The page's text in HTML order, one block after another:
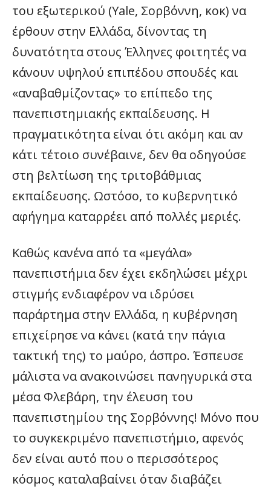
του εξωτερικού (Yale, Σορβόννη, κοκ) να
έρθουν στην Ελλάδα, δίνοντας τη
δυνατότητα στους Έλληνες φοιτητές να
κάνουν υψηλού επιπέδου σπουδές και
«αναβαθμίζοντας» το επίπεδο της
πανεπιστημιακής εκπαίδευσης. Η
πραγματικότητα είναι ότι ακόμη και αν
κάτι τέτοιο συνέβαινε, δεν θα οδηγούσε
στη βελτίωση της τριτοβάθμιας
εκπαίδευσης. Ωστόσο, το κυβερνητικό
αφήγημα καταρρέει από πολλές μεριές.
Καθώς κανένα από τα «μεγάλα»
πανεπιστήμια δεν έχει εκδηλώσει μέχρι
στιγμής ενδιαφέρον να ιδρύσει
παράρτημα στην Ελλάδα, η κυβέρνηση
επιχείρησε να κάνει (κατά την πάγια
τακτική της) το μαύρο, άσπρο. Έσπευσε
μάλιστα να ανακοινώσει πανηγυρικά στα
μέσα Φλεβάρη, την έλευση του
πανεπιστημίου της Σορβόννης! Μόνο που
το συγκεκριμένο πανεπιστήμιο, αφενός
δεν είναι αυτό που ο περισσότερος
κόσμος καταλαβαίνει όταν διαβάζει